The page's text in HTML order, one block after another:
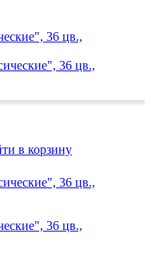
36 цв.,
в корзину
36 цв.,